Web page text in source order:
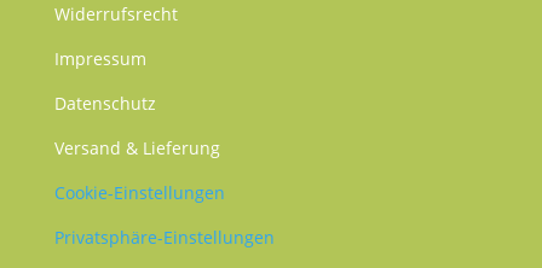
Widerrufsrecht
Impressum
Datenschutz
Versand & Lieferung
Cookie-Einstellungen
Privatsphäre-Einstellungen